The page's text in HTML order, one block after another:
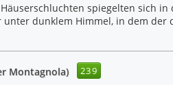
spiegelten sich in
dunklem Himmel, in dem der
Montagnola) 239